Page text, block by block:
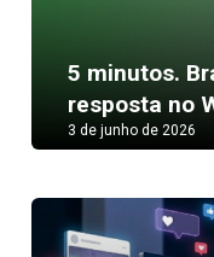
5 minutos.
resposta no
3 de junho de 2026